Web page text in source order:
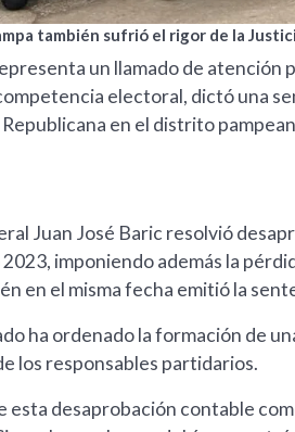
también sufrió el rigor de la
un llamado de atención
electoral, dictó una
en el distrito
Juan José Baric resolvió
imponiendo además la
en el misma fecha emitió la
ha ordenado la formación de
los responsables partidarios.
esta desaprobación contable